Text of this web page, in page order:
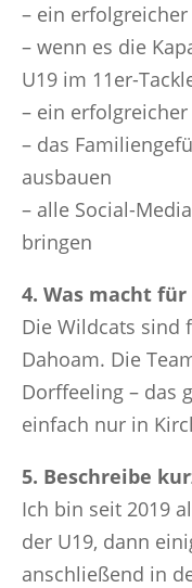
– ein erfolgreicher
– wenn es die
U19 im 11er-
– ein
– das
ausbauen
– alle Social-
bringen
4. Was macht
Die Wildcats sind
Dahoam. Die
Dorffeeling – das
einfach nur in
5. Beschreibe
Ich bin seit 2019
der U19, dann
anschließend in